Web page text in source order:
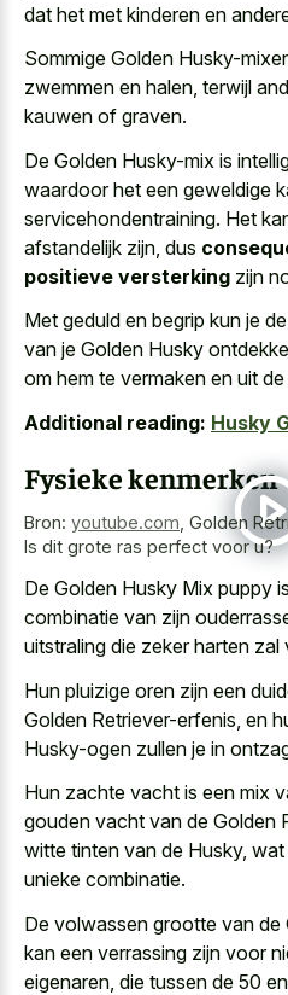
dat het met kinderen en
Sommige Golden Husky-
zwemmen en halen, terwijl
kauwen of graven.
De Golden Husky-mix is
waardoor het een geweldige
servicehondentraining. Het
afstandelijk zijn, dus
positieve versterking zijn
Met geduld en begrip kun je
van je Golden Husky
om hem te vermaken en uit
Additional reading: Husky
Fysieke kenmerken
Bron: youtube.com Golden
Is dit grote ras perfect voor u?
De Golden Husky Mix puppy
combinatie van zijn
uitstraling die zeker harten zal
Hun pluizige oren zijn een
Golden Retriever-erfenis, en
Husky-ogen zullen je in
Hun zachte vacht is een mix
gouden vacht van de Golden
witte tinten van de Husky,
unieke combinatie.
De volwassen grootte van
kan een verrassing zijn voor
eigenaren, die tussen de 50